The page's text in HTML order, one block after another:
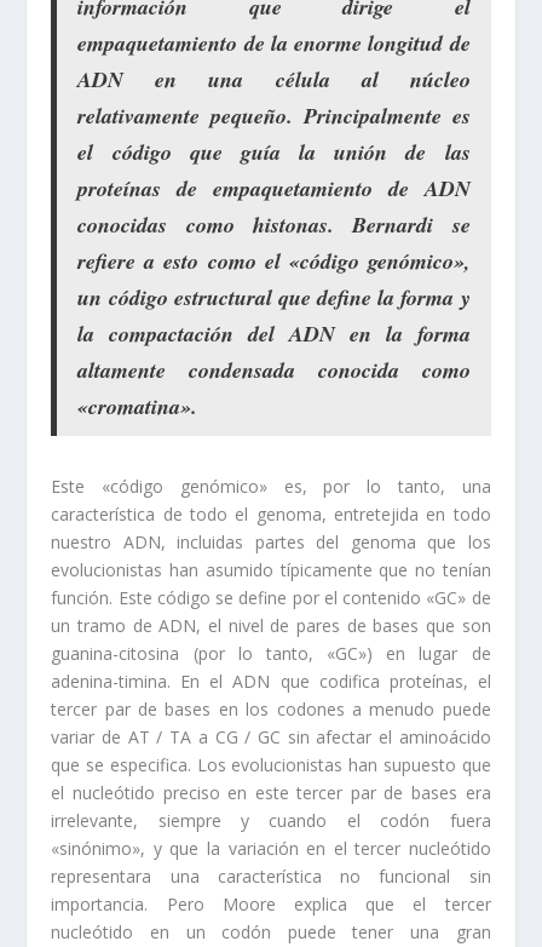
información que dirige el
empaquetamiento de la enorme longitud de
ADN en una célula al núcleo
relativamente pequeño. Principalmente es
el código que guía la unión de las
proteínas de empaquetamiento de ADN
conocidas como histonas. Bernardi se
refiere a esto como el «código genómico»,
un código estructural que define la forma y
la compactación del ADN en la forma
altamente condensada conocida como
«cromatina».
Este «código genómico» es, por lo tanto, una
característica de todo el genoma, entretejida en todo
nuestro ADN, incluidas partes del genoma que los
evolucionistas han asumido típicamente que no tenían
función. Este código se define por el contenido «GC» de
un tramo de ADN, el nivel de pares de bases que son
guanina-citosina (por lo tanto, «GC») en lugar de
adenina-timina. En el ADN que codifica proteínas, el
tercer par de bases en los codones a menudo puede
variar de AT / TA a CG / GC sin afectar el aminoácido
que se especifica. Los evolucionistas han supuesto que
el nucleótido preciso en este tercer par de bases era
irrelevante, siempre y cuando el codón fuera
«sinónimo», y que la variación en el tercer nucleótido
representara una característica no funcional sin
importancia. Pero Moore explica que el tercer
nucleótido en un codón puede tener una gran